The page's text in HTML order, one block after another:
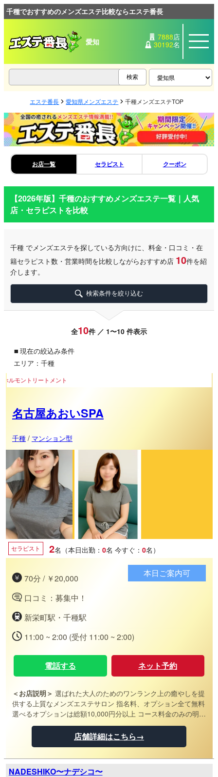
千種でおすすめのメンズエステ比較ならエステ番長
愛知 7888店
30192名
エステ番長 愛知県メンズエステ 千種メンズエステTOP
お店一覧 セラピスト クーポン
【2026年版】千種のおすすめメンズエステ一覧｜人気
店・セラピストを比較
千種 でメンズエステを探している方向けに、料金・口コミ・在
籍セラピスト数・営業時間を比較しながらおすすめ店 10件を紹
介します。
検索条件を絞り込む
全10件 ／ 1〜10 件表示
▪ 現在の絞込み条件
エリア：千種
メント
名古屋あおいSPA
千種/ マンション型
セラピスト 2名（本日出勤： 0名 今すぐ： 0名）
70分 / ￥20,000
口コミ：募集中！
新栄町駅・千種駅
11:00 ~ 2:00 (受付 11:00 ~ 2:00)
本日ご案内可
電話する ネット予約
＜お店説明＞ 選ばれた大人のためのワンランク上の癒やしを提
供する上質なメンズエステサロン 指名料、オプション全て無料
選べるオプションは総額10,000円分以上 コース料金のみの明朗
会計ぽっきり価格
店舗詳細はこちら→
NADESHIKO〜ナデシコ〜